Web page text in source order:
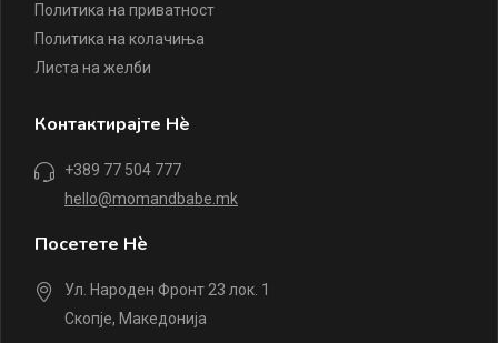
Политика на приватност
Политика на колачиња
Листа на желби
Контактирајте Нè
+389 77 504 777
hello@momandbabe.mk
Посетете Нè
Ул. Народен Фронт 23 лок. 1
Скопје, Македонија